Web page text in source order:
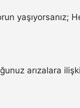
yaşıyorsanız;
arızalara